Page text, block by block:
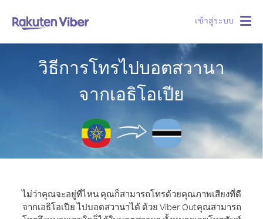
เข้าสู่ระบบ
วิธีการโทรไปบอตสวานา
จากเอธิโอเปีย
ไม่ว่าคุณจะอยู่ที่ไหน คุณก็สามารถโทรด้วยคุณภาพเสียงที่ดี
จากเอธิโอเปีย ไปบอตสวานาได้ ด้วย Viber Outคุณสามารถ